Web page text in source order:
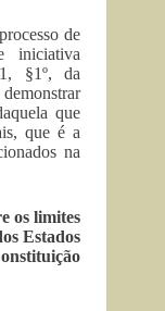
de
iniciativa
§1º, da
que
que é a
na
os limites
Estados